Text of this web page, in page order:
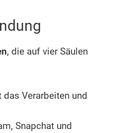
, die auf vier Säulen
Verarbeiten und
Snapchat und